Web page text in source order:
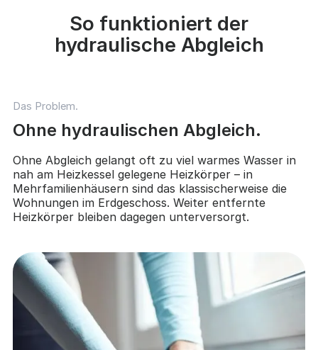
So funktioniert der
hydraulische Abgleich
Das Problem.
Ohne hydraulischen Abgleich.
Ohne Abgleich gelangt oft zu viel warmes Wasser in
nah am Heizkessel gelegene Heizkörper – in
Mehrfamilienhäusern sind das klassischerweise die
Wohnungen im Erdgeschoss. Weiter entfernte
Heizkörper bleiben dagegen unterversorgt.